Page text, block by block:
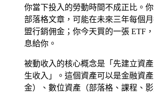
你當下投入的勞動時間不成正比。
部落格文章，可能在未來三年每個
盟行銷佣金；你今天買的一張 ETF
息給你。
被動收入的核心概念是「先建立資
生收入」。這個資產可以是金融資
金）、數位資產（部落格、課程、